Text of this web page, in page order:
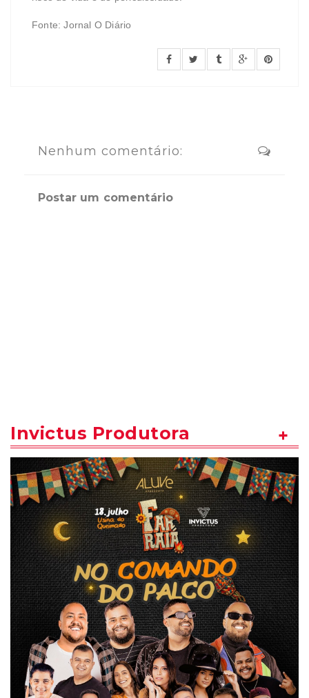
Fonte: Jornal O Diário
Nenhum comentário:
Postar um comentário
Invictus Produtora